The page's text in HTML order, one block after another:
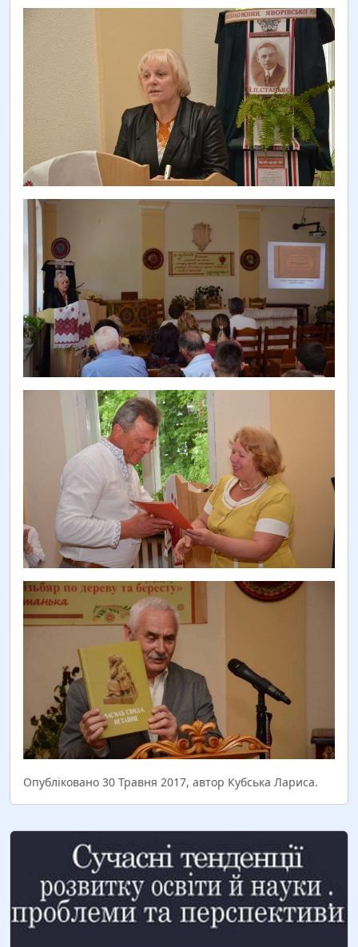
Опубліковано 30 Травня 2017, автор Кубська Лариса.
У Львівському навчально-науковому центрі
професійної освіти НПУ імені М. П. Драгоманова
відбулася VI Міжнародна науково-практична
інтернет-конференція «Сучасні тенденції розвитку
освіти й науки: проблеми та перспективи», за
результатами якої підготовлено шостий…
Читати більше